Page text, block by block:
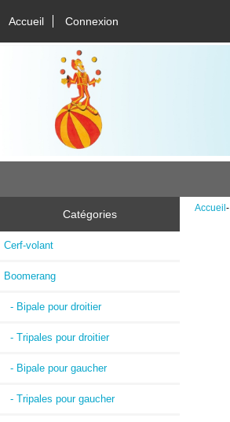
Accueil Connexion
Catégories
Cerf-volant
Boomerang
- Bipale pour droitier
- Tripales pour droitier
- Bipale pour gaucher
- Tripales pour gaucher
Accueil-